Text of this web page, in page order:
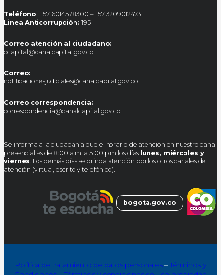
Teléfono: +57 6014578300 – +57 3209012473
Linea Anticorrupción: 195
Correo atención al ciudadano:
ccapital@canalcapital.gov.co
Correo:
notificacionesjudiciales@canalcapital.gov.co
Correo correspondencia:
correspondencia@canalcapital.gov.co
Se informa a la ciudadanía que el horario de atención en nuestro canal
presencial es de 8:00 a.m. a 5:00 p.m los días lunes, miércoles y
viernes. Los demás días se brinda atención por los otros canales de
atención (virtual, escrito y telefónico).
bogota.gov.co
Política de tratamiento de datos personales–Términos y